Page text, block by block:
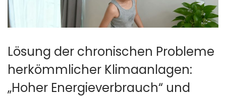
Lösung der chronischen Probleme
herkömmlicher Klimaanlagen:
„Hoher Energieverbrauch“ und